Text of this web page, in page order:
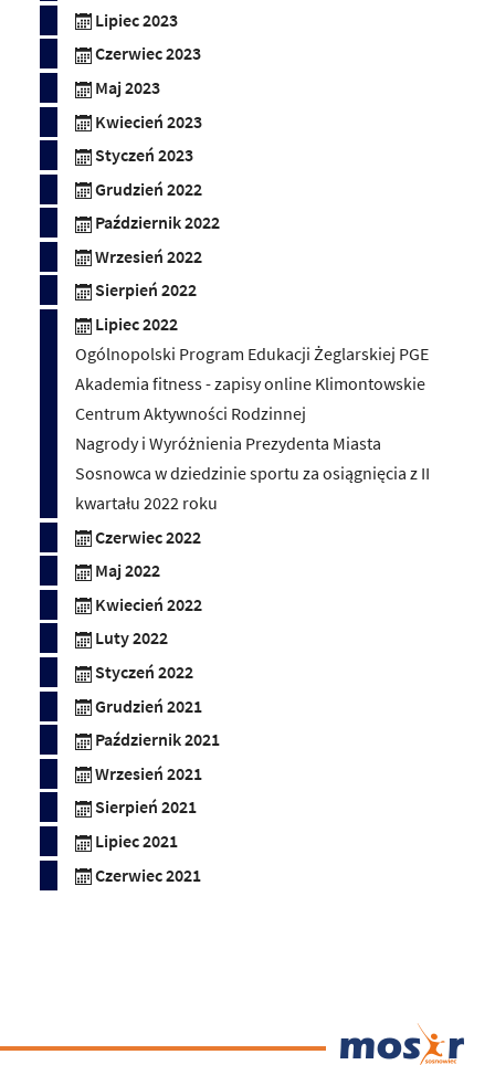
Lipiec 2023
Czerwiec 2023
Maj 2023
Kwiecień 2023
Styczeń 2023
Grudzień 2022
Październik 2022
Wrzesień 2022
Sierpień 2022
Lipiec 2022
Ogólnopolski Program Edukacji Żeglarskiej PGE
Akademia fitness - zapisy online Klimontowskie
Centrum Aktywności Rodzinnej
Nagrody i Wyróżnienia Prezydenta Miasta
Sosnowca w dziedzinie sportu za osiągnięcia z II
kwartału 2022 roku
Czerwiec 2022
Maj 2022
Kwiecień 2022
Luty 2022
Styczeń 2022
Grudzień 2021
Październik 2021
Wrzesień 2021
Sierpień 2021
Lipiec 2021
Czerwiec 2021